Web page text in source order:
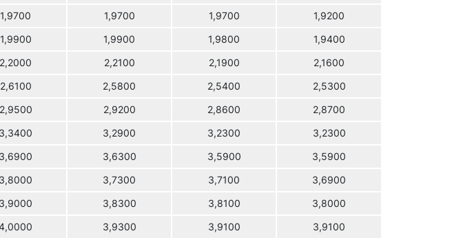
1,9700 1,9700 1,9700 1,9200
1,9900 1,9900 1,9800 1,9400
2,2000 2,2100 2,1900 2,1600
2,6100 2,5800 2,5400 2,5300
2,9500 2,9200 2,8600 2,8700
3,3400 3,2900 3,2300 3,2300
3,6900 3,6300 3,5900 3,5900
3,8000 3,7300 3,7100 3,6900
3,9000 3,8300 3,8100 3,8000
3,9300 3,9100 3,9100